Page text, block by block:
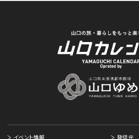
イベント情報 発信元